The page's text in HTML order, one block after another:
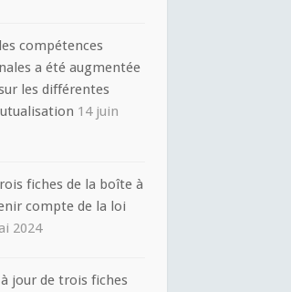
compétences
a été augmentée
les différentes
14 juin
fiches de la boîte à
compte de la loi
2024
jour de trois fiches